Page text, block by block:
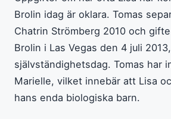
Brolin idag är oklara. Tomas
Chatrin Strömberg 2010 och
Brolin i Las Vegas den 4 juli
självständighetsdag. Tomas har
Marielle, vilket innebär att Lisa
hans enda biologiska barn.